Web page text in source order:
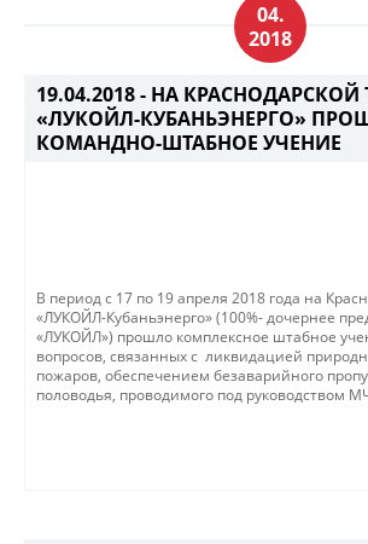
04.
2018
19.04.2018 - НА КРАСНОДАРСКОЙ
«ЛУКОЙЛ-КУБАНЬЭНЕРГО»
КОМАНДНО-ШТАБНОЕ УЧЕНИЕ
В период с 17 по 19 апреля 2018 года на
«ЛУКОЙЛ-Кубаньэнерго» (100%- дочернее
«ЛУКОЙЛ») прошло комплексное штабное
вопросов, связанных с ликвидацией
пожаров, обеспечением безаварийного
половодья, проводимого под руководством